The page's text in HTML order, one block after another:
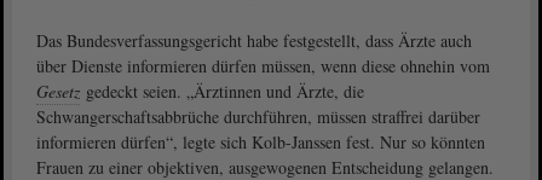
Das Bundesverfassungsgericht habe festgestellt, dass Ärzte auch
über Dienste informieren dürfen müssen, wenn diese ohnehin vom
Gesetz gedeckt seien. „Ärztinnen und Ärzte, die
Schwangerschaftsabbrüche durchführen, müssen straffrei darüber
informieren dürfen“, legte sich Kolb-Janssen fest. Nur so könnten
Frauen zu einer objektiven, ausgewogenen Entscheidung gelangen.